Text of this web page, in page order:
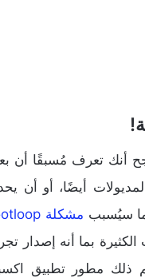
أنك تعرف مُسبقًا أن
أيضًا، أو أن
سيُسبب مشكلة Bootloop الشهيرة
الكثيرة بما أنه إصدار
ذلك مطور تطبيق